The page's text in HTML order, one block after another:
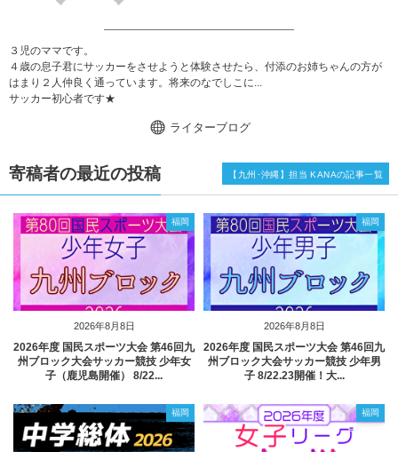
３児のママです。
４歳の息子君にサッカーをさせようと体験させたら、付添のお姉ちゃんの方が
はまり２人仲良く通っています。将来のなでしこに...
サッカー初心者です★
ライターブログ
寄稿者の最近の投稿
2026年8月8日
福岡
2026年度 国民スポーツ大会 第46回九
州ブロック大会サッカー競技 少年女
子（鹿児島開催） 8/22...
2026年8月8日
福岡
2026年度 国民スポーツ大会 第46回九
州ブロック大会サッカー競技 少年男
子 8/22.23開催！大...
福岡 福岡
【九州･沖縄】担当 KANAの記事一覧